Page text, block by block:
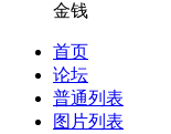
金钱
首页
论坛
普通列表
图片列表